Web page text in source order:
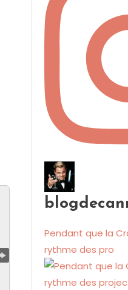
Pendant que la
rythme des pro